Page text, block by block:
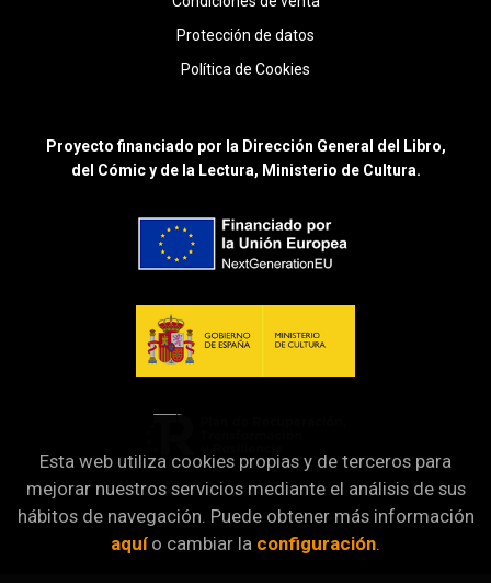
Protección de datos
Política de Cookies
Proyecto financiado por la Dirección General del Libro,
del Cómic y de la Lectura, Ministerio de Cultura.
Esta web utiliza cookies propias y de terceros para
mejorar nuestros servicios mediante el análisis de sus
hábitos de navegación. Puede obtener más información
aquío cambiar la configuración.